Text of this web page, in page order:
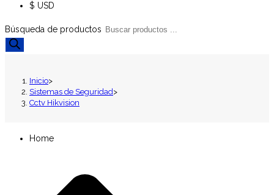
$ USD
Búsqueda de productos
Inicio>
Sistemas de Seguridad>
Cctv Hikvision
Home